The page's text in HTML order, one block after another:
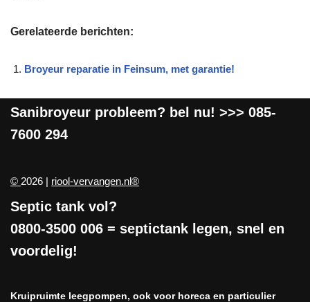
Gerelateerde berichten:
Broyeur reparatie in Feinsum, met garantie!
Sanibroyeur probleem? bel nu! >>> 085-
7600 294
© 2026 | riool-vervangen.nl®
Septic tank vol?
0800-3500 006 = septictank legen, snel en
voordelig!
Kruipruimte leegpompen, ook voor horeca en particulier